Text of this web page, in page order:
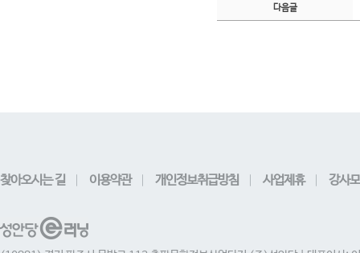
다음글
찾아오시는 길 이용약관 개인정보취급방침 사업제휴 강사